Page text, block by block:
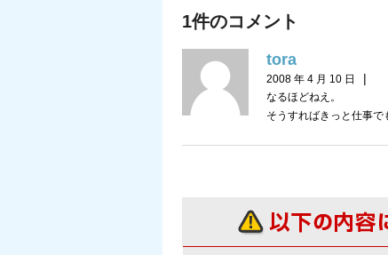
1件のコメント
tora
2008 年 4 月 10 日 |
なるほどねえ。
そうすればきっと仕事で